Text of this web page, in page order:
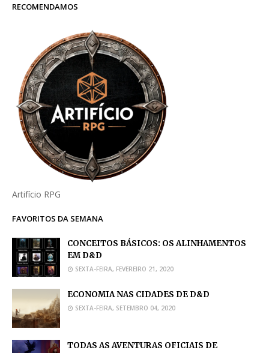
RECOMENDAMOS
Artifício RPG
FAVORITOS DA SEMANA
CONCEITOS BÁSICOS: OS ALINHAMENTOS
EM D&D
SEXTA-FEIRA, FEVEREIRO 21, 2020
ECONOMIA NAS CIDADES DE D&D
SEXTA-FEIRA, SETEMBRO 04, 2020
TODAS AS AVENTURAS OFICIAIS DE